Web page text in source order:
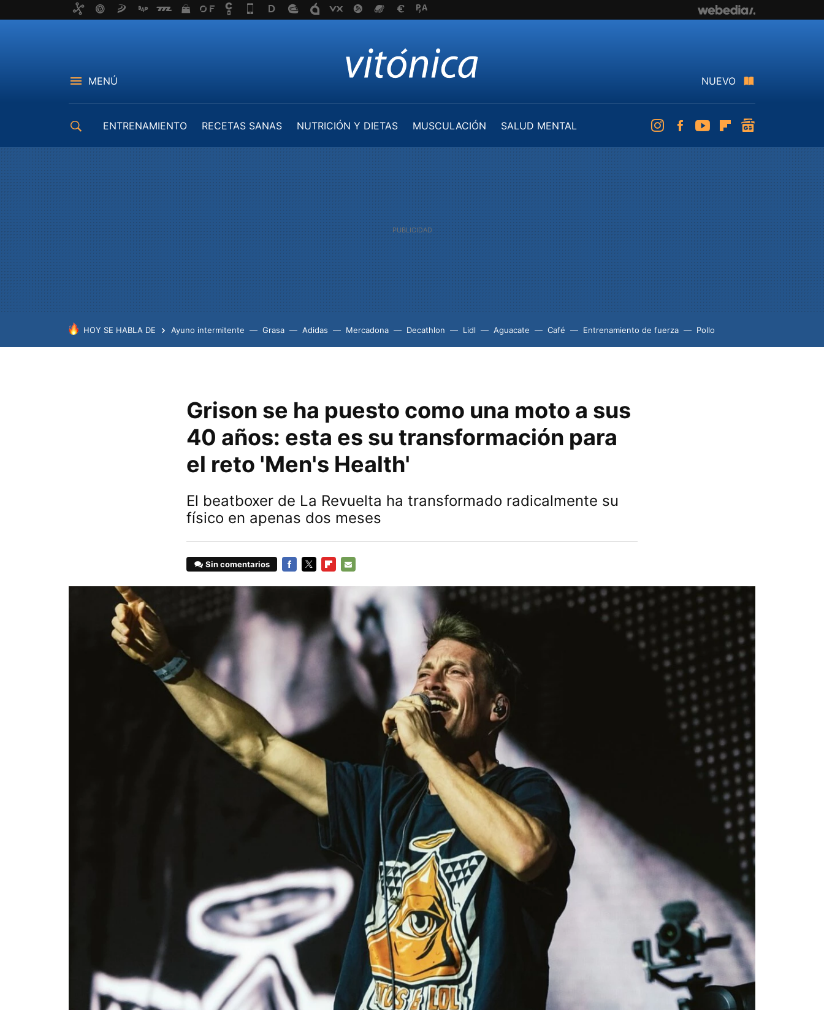
MENÚ NUEVO
ENTRENAMIENTO RECETAS SANAS NUTRICIÓN Y DIETAS MUSCULACIÓN
SALUD MENTAL
InstagramFacebookYoutubeFlipboard
HOY SE HABLA DE Ayuno intermitente Grasa Adidas Mercadona Decathlon Lidl Aguacate Café Entrenamiento de fuerza Pollo
Grison se ha puesto como una moto a sus
40 años: esta es su transformación para
el reto 'Men's Health'
El beatboxer de La Revuelta ha transformado radicalmente su
físico en apenas dos meses
Sin comentarios